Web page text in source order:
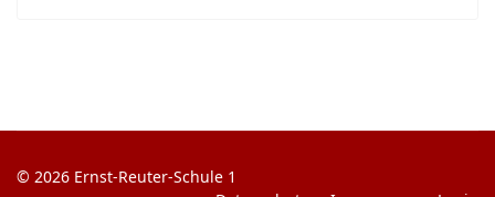
© 2026 Ernst-Reuter-Schule 1